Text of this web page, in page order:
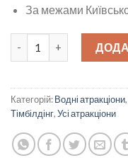
За межами
Водне поло на конях
Категорій:Водні атракціони,
Тімбілдінг,Усі атракціони